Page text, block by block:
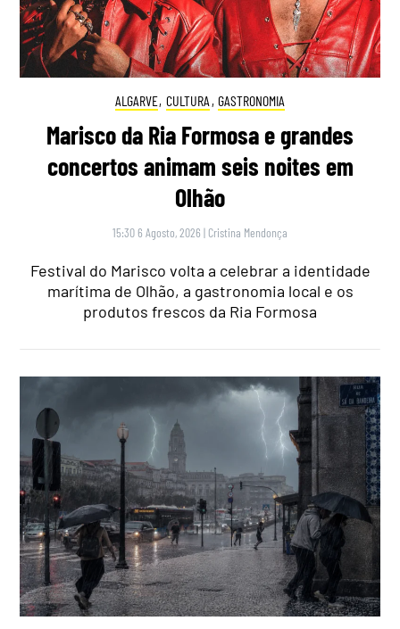
ALGARVE, CULTURA , GASTRONOMIA
Marisco da Ria Formosa e grandes
concertos animam seis noites em
Olhão
15:30 6 Agosto, 2026 | Cristina Mendonça
Festival do Marisco volta a celebrar a identidade
marítima de Olhão, a gastronomia local e os
produtos frescos da Ria Formosa